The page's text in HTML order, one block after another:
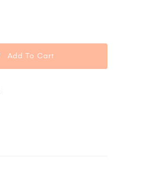
Add To Cart